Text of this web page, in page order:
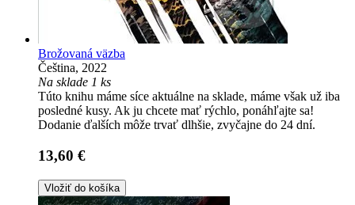
Brožovaná väzba
Čeština, 2022
Na sklade 1 ks
Túto knihu máme síce aktuálne na sklade, máme však už iba
posledné kusy. Ak ju chcete mať rýchlo, ponáhľajte sa!
Dodanie ďalších môže trvať dlhšie, zvyčajne do 24 dní.
13,60 €
Vložiť do košíka